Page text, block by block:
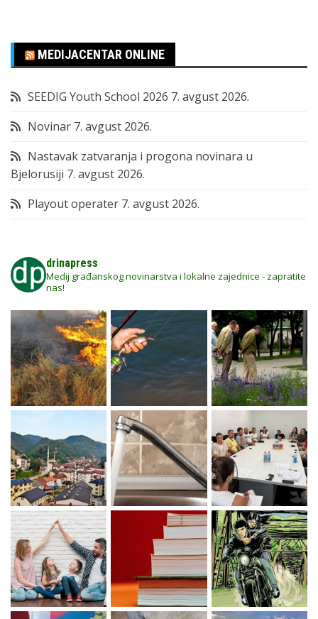
MEDIJACENTAR ONLINE
SEEDIG Youth School 2026 7. avgust 2026.
Novinar 7. avgust 2026.
Nastavak zatvaranja i progona novinara u
Bjelorusiji 7. avgust 2026.
Playout operater 7. avgust 2026.
drinapress
Medij građanskog novinarstva i lokalne zajednice - zapratite
nas!